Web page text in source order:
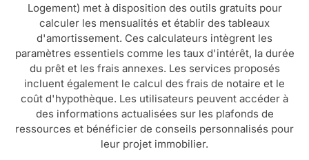
Logement) met à disposition des outils gratuits pour
calculer les mensualités et établir des tableaux
d'amortissement. Ces calculateurs intègrent les
paramètres essentiels comme les taux d'intérêt, la durée
du prêt et les frais annexes. Les services proposés
incluent également le calcul des frais de notaire et le
coût d'hypothèque. Les utilisateurs peuvent accéder à
des informations actualisées sur les plafonds de
ressources et bénéficier de conseils personnalisés pour
leur projet immobilier.